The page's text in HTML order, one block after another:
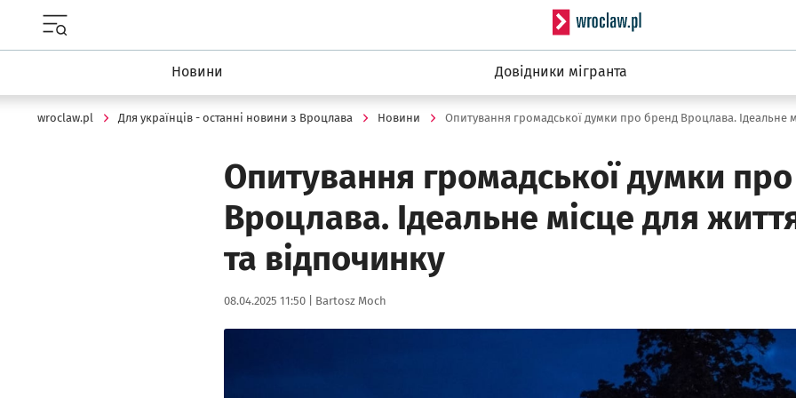
Serwis informacyjny
Новини Довідники мігранта
wroclaw.pl Для українців - останні новини з Вроцлава Новини
Опитування громадської думки
Вроцлава. Ідеальне місце для
та відпочинку
Data publikacji:
08.04.2025 11:50 | Autor:
Bartosz Moch